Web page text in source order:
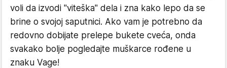
voli da izvodi "viteška" dela i zna kako lepo da se
brine o svojoj saputnici. Ako vam je potrebno da
redovno dobijate prelepe bukete cveća, onda
svakako bolje pogledajte muškarce rođene u
znaku Vage!